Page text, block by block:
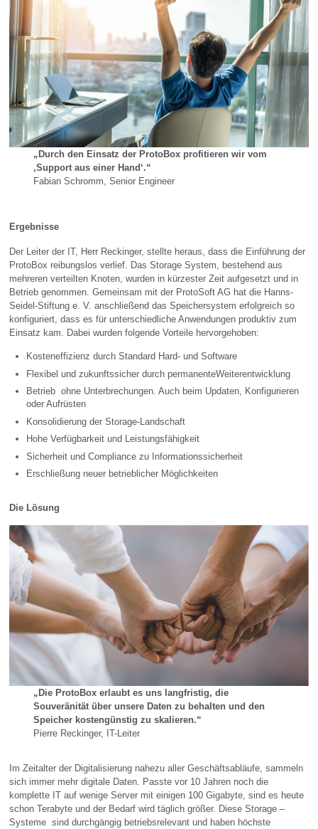
„Durch den Einsatz der ProtoBox profitieren wir vom
‚Support aus einer Hand‘.“
Fabian Schromm, Senior Engineer
Ergebnisse
Der Leiter der IT, Herr Reckinger, stellte heraus, dass die Einführung der
ProtoBox reibungslos verlief. Das Storage System, bestehend aus
mehreren verteilten Knoten, wurden in kürzester Zeit aufgesetzt und in
Betrieb genommen. Gemeinsam mit der ProtoSoft AG hat die Hanns-
Seidel-Stiftung e. V. anschließend das Speichersystem erfolgreich so
konfiguriert, dass es für unterschiedliche Anwendungen produktiv zum
Einsatz kam. Dabei wurden folgende Vorteile hervorgehoben:
Kosteneffizienz durch Standard Hard- und Software
Flexibel und zukunftssicher durch permanenteWeiterentwicklung
Betrieb ohne Unterbrechungen. Auch beim Updaten, Konfigurieren
oder Aufrüsten
Konsolidierung der Storage-Landschaft
Hohe Verfügbarkeit und Leistungsfähigkeit
Sicherheit und Compliance zu Informationssicherheit
Erschließung neuer betrieblicher Möglichkeiten
Die Lösung
„Die ProtoBox erlaubt es uns langfristig, die
Souveränität über unsere Daten zu behalten und den
Speicher kostengünstig zu skalieren.“
Pierre Reckinger, IT-Leiter
Im Zeitalter der Digitalisierung nahezu aller Geschäftsabläufe, sammeln
sich immer mehr digitale Daten. Passte vor 10 Jahren noch die
komplette IT auf wenige Server mit einigen 100 Gigabyte, sind es heute
schon Terabyte und der Bedarf wird täglich größer. Diese Storage –
Systeme sind durchgängig betriebsrelevant und haben höchste